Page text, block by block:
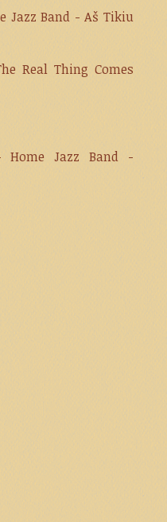
Jazz Band - Aš Tikiu
Real Thing Comes
Home Jazz Band -